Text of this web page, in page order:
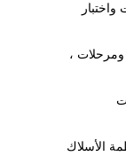
واختبار
ومرحلات ،
الأسلاك